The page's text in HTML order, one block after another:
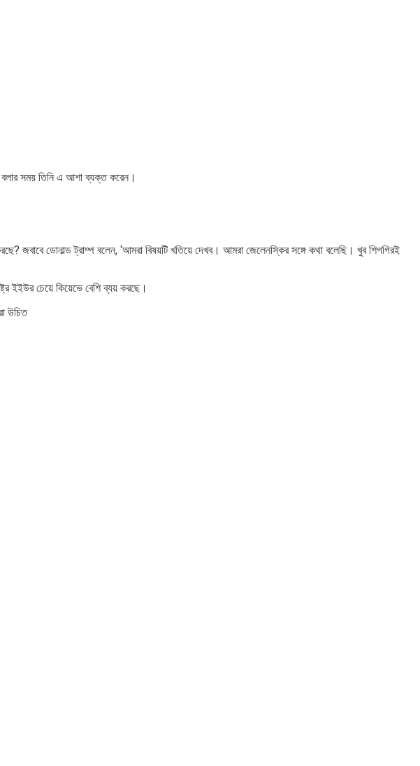
বলার সময় তিনি এ আশা ব্যক্ত করেন।
জবাবে ডোনাল্ড ট্রাম্প বলেন, ‘আমরা বিষয়টি খতিয়ে দেখব। আমরা জেলেনস্কির সঙ্গে কথা বলেছি। খুব শিগগিরই
ইইউর চেয়ে কিয়েভে বেশি ব্যয় করছে।
উচিত